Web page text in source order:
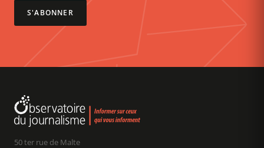
S'ABONNER
50 ter rue de Malte